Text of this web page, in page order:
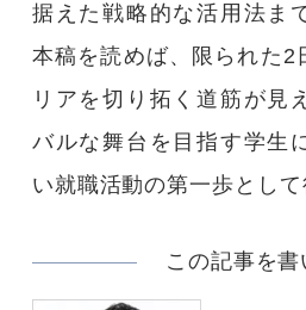
据えた戦略的な活用法ま
本稿を読めば、限られた2
リアを切り拓く道筋が見
バルな舞台を目指す学生
い就職活動の第一歩として
この記事を書